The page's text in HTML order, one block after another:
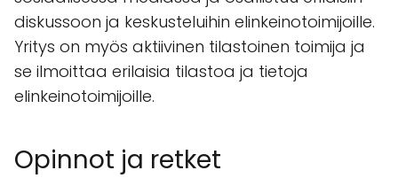
diskussoon ja keskusteluihin elinkeinotoimijoille.
Yritys on myös aktiivinen tilastoinen toimija ja
se ilmoittaa erilaisia tilastoa ja tietoja
elinkeinotoimijoille.
Opinnot ja retket